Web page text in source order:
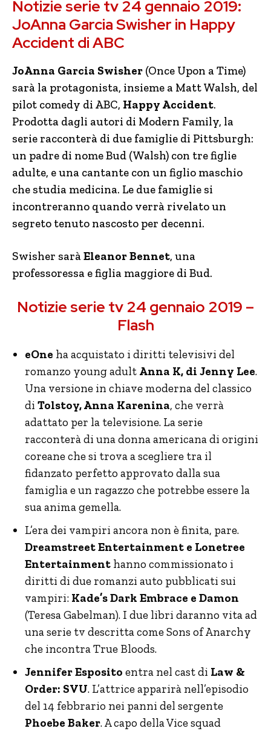
Notizie serie tv 24 gennaio 2019:
JoAnna Garcia Swisher in Happy
Accident di ABC
JoAnna Garcia Swisher (Once Upon a Time)
sarà la protagonista, insieme a Matt Walsh, del
pilot comedy di ABC, Happy Accident.
Prodotta dagli autori di Modern Family, la
serie racconterà di due famiglie di Pittsburgh:
un padre di nome Bud (Walsh) con tre figlie
adulte, e una cantante con un figlio maschio
che studia medicina. Le due famiglie si
incontreranno quando verrà rivelato un
segreto tenuto nascosto per decenni.
Swisher saràEleanor Bennet, una
professoressa e figlia maggiore di Bud.
Notizie serie tv 24 gennaio 2019 –
Flash
eOne ha acquistato i diritti televisivi del
romanzo young adult Anna K, di Jenny Lee.
Una versione in chiave moderna del classico
di Tolstoy, Anna Karenina, che verrà
adattato per la televisione. La serie
racconterà di una donna americana di origini
coreane che si trova a scegliere tra il
fidanzato perfetto approvato dalla sua
famiglia e un ragazzo che potrebbe essere la
sua anima gemella.
L’era dei vampiri ancora non è finita, pare.
Dreamstreet Entertainment e Lonetree
Entertainment hanno commissionato i
diritti di due romanzi auto pubblicati sui
vampiri: Kade’s Dark Embrace e Damon
(Teresa Gabelman). I due libri daranno vita ad
una serie tv descritta come Sons of Anarchy
che incontra True Bloods.
Jennifer Esposito entra nel cast di Law &
Order: SVU. L’attrice apparirà nell’episodio
del 14 febbrario nei panni del sergente
Phoebe Baker. A capo della Vice squad